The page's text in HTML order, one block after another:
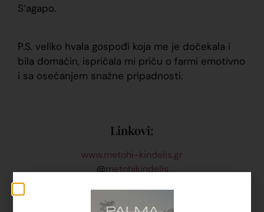
S‘agapo.
P.S. veliko hvala gospođi koja me je dočekala i
bila domaćin, ispričala mi priču o farmi emotivno
i sa osećanjem snažne pripadnosti.
Linkovi:
www.metohi-kindelis.gr
@metohikindelis
Likovi i događaji u ovoj priči su delimično izmišljeni. Bilo
kakva prividna sličnost sa stvarnim osobama ili